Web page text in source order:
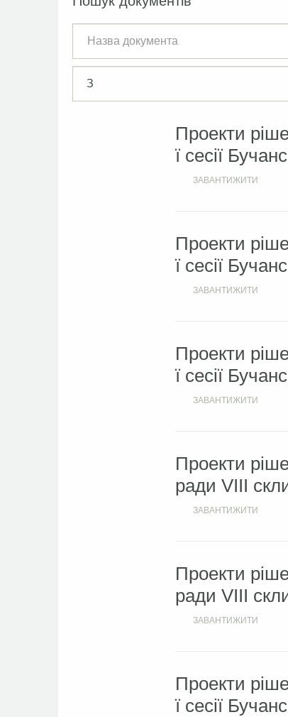
Проекти
ї сесії
ЗАВАНТИЖИТИ
Проекти
ї сесії
ЗАВАНТИЖИТИ
Проекти
ї сесії
ЗАВАНТИЖИТИ
Проекти
ради VIIІ
ЗАВАНТИЖИТИ
Проекти
ради VIIІ
ЗАВАНТИЖИТИ
Проекти
ї сесії